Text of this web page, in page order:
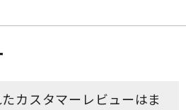
カスタマーレビューはま